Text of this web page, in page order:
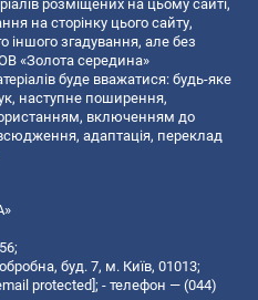
розміщених на цьому сайті,
на сторінку цього сайту,
іншого згадування, але без
«Золота середина»
буде вважатися: будь-яке
наступне поширення,
включенням до
адаптація, переклад
буд. 7, м. Київ, 01013;
protected]; - телефон — (044)